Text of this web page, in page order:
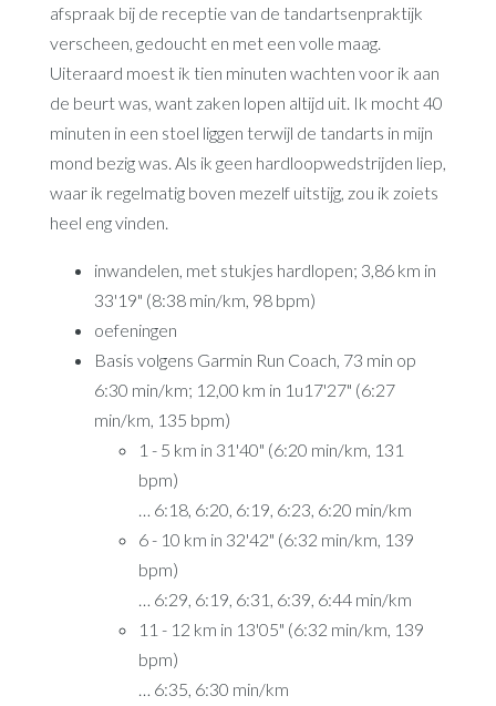
afspraak bij de receptie van de tandartsenpraktijk
verscheen, gedoucht en met een volle maag.
Uiteraard moest ik tien minuten wachten voor ik aan
de beurt was, want zaken lopen altijd uit. Ik mocht 40
minuten in een stoel liggen terwijl de tandarts in mijn
mond bezig was. Als ik geen hardloopwedstrijden liep,
waar ik regelmatig boven mezelf uitstijg, zou ik zoiets
heel eng vinden.
inwandelen, met stukjes hardlopen; 3,86 km in
33'19" (8:38 min/km, 98 bpm)
oefeningen
Basis volgens Garmin Run Coach, 73 min op
6:30 min/km; 12,00 km in 1u17'27" (6:27
min/km, 135 bpm)
1 - 5 km in 31'40" (6:20 min/km, 131
bpm)
… 6:18, 6:20, 6:19, 6:23, 6:20 min/km
6 - 10 km in 32'42" (6:32 min/km, 139
bpm)
… 6:29, 6:19, 6:31, 6:39, 6:44 min/km
11 - 12 km in 13'05" (6:32 min/km, 139
bpm)
… 6:35, 6:30 min/km